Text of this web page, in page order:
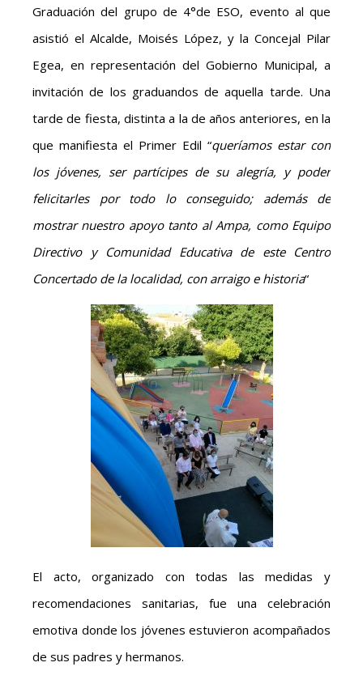
Graduación del grupo de 4°de ESO, evento al que
asistió el Alcalde, Moisés López, y la Concejal Pilar
Egea, en representación del Gobierno Municipal, a
invitación de los graduandos de aquella tarde. Una
tarde de fiesta, distinta a la de años anteriores, en la
que manifiesta el Primer Edil “queríamos estar con
los jóvenes, ser partícipes de su alegría, y poder
felicitarles por todo lo conseguido; además de
mostrar nuestro apoyo tanto al Ampa, como Equipo
Directivo y Comunidad Educativa de este Centro
Concertado de la localidad, con arraigo e historia“
El acto, organizado con todas las medidas y
recomendaciones sanitarias, fue una celebración
emotiva donde los jóvenes estuvieron acompañados
de sus padres y hermanos.